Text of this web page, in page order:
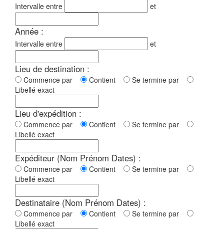
Intervalle entre et
Année :
Intervalle entre et
Lieu de destination :
Commence par Contient
Se termine par
Libellé exact
Lieu d'expédition :
Commence par Contient
Se termine par
Libellé exact
Expéditeur (Nom Prénom Dates) :
Commence par Contient
Se termine par
Libellé exact
Destinataire (Nom Prénom Dates) :
Commence par Contient
Se termine par
Libellé exact